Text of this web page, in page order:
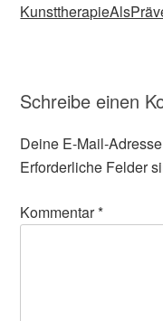
Schreibe einen
Deine E-Mail-
Erforderliche Felder
Kommentar*